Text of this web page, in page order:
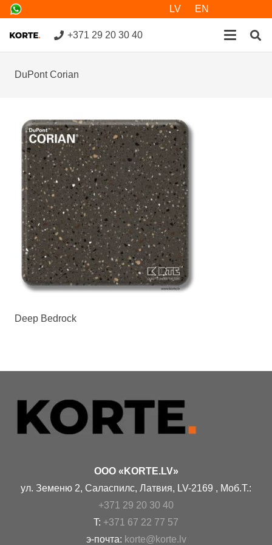
LV EN
+371 29 20 30 40
DuPont Corian
Deep Bedrock
OOO «KORTE.LV»
ул. Земеню 2, Саласпилс, Латвия, LV-2169 , Моб.Т.:
+371 29 20 30 40
T: +371 67 22 77 57
э-почта: korte@korte.lv